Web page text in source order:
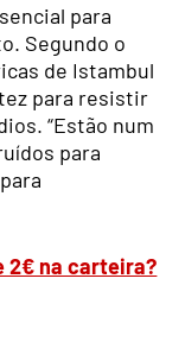
para
Segundo o
de Istambul
para resistir
“Estão num
para
2€ na carteira?